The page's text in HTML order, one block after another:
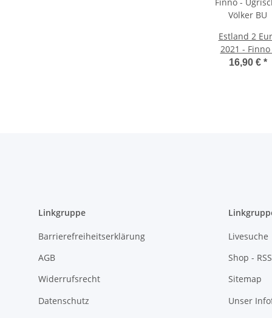
Estland 2
2021 - Finno
Ugrische
16,90 € *
Linkgruppe
Barrierefreiheitserklärung
AGB
Widerrufsrecht
Datenschutz
Livesuche
Shop -
Sitemap
Unser